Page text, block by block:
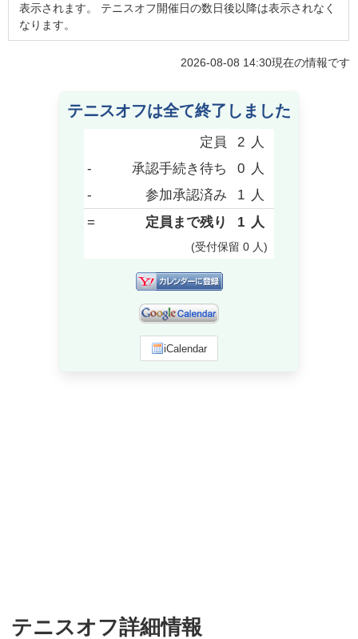
表示されます。 テニスオフ開催日の数日後以降は表示されなく
なります。
2026-08-08 14:30現在の情報です
テニスオフは全て終了しました
定員 2 人
-
承認手続き待ち 0 人
-
参加承認済み 1 人
=
定員まで残り 1 人
(受付保留 0 人)
iCalendar
テニスオフ詳細情報